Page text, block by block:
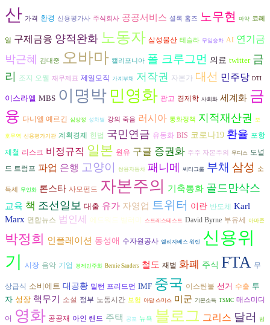
산 가격 환경 신용평가사 주식회사 공공서비스 셜록 홈즈 노무현 마약 코레
일 구제금융 양적완화 노동자 삼성물산 테슬라 무임승차 AI 연기금
박근혜 김대중 오바마 캘리포니아 폴 크루그먼 의료 twitter 금
리 조지 오웰 재무제표 제일모직 가계부채 저작권 자본가 대선 민주당 DTI
이스라엘 MBS 이명박 민영화 광고 경제학 사회화 세계화 금
융 다니엘 예르긴 심상정 성차별 강의 죽음 러시아 통화정책 지적재산권 보
호무역 신용평가기관 계획경제 헌법 국민연금 유동화 BIS 코로나19 환율 포항
제철 리스크 비정규직 일본 원유 구글 증권화 주주 자본주의 무디스
도널
드 트럼프 파업 은행 고양이 쌍용자동차 패니메 씨티그룹 부채 삼성 소
득세 무인화 론스타 사모펀드 자본주의 기축통화 골드만삭스
교육 책 조선일보 대출 유가 자영업 트위터 이란 반도체 Karl
Marx 연합뉴스 법인세 에드워드 벨러미 스트레스테스트 David Byrne 부유세 아마존
박정희 인플레이션 동성애 수자원공사 엘리자베스 워렌 신용위
기
시장 음악 기업 경제민주화 Bernie Sanders 철도 재벌 화폐 주식 FTA 무
상급식 소비에트 대공황 밀턴 프리드먼 IMF 중국 이스탄불 선거 수출 투
자 성장 핵무기 소설 정부 노동시간 보험 아담 스미스 미군 기본소득 TSMC 매스미디
어 영화 공공재 아인 랜드 주택 공포 뉴욕 블로그 그리스 달러 범